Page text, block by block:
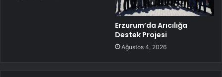
Erzurum’da Arıcılığa
Destek Projesi
Ağustos 4, 2026